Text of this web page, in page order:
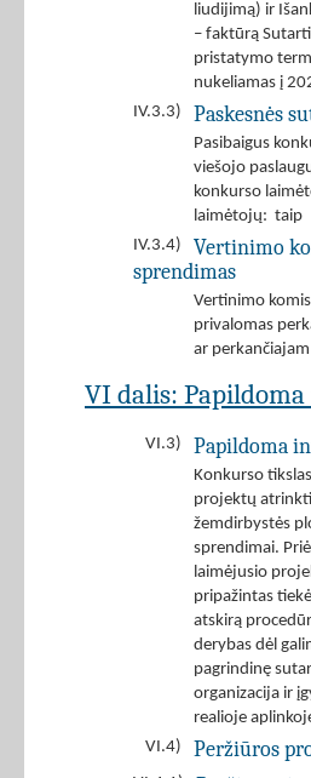
liudijimą) ir
– faktūrą
pristatymo
nukeliamas į
IV.3.3)
Paskesnės
Pasibaigus
viešojo
konkurso
laimėtojų: taip
IV.3.4)
Vertinimo
sprendimas
Vertinimo
privalomas
ar
VI dalis:
VI.3) Papildoma
Konkurso
projektų
žemdirbystės
sprendimai.
laimėjusio
pripažintas
atskirą
derybas dėl
pagrindinę
organizacija ir
realioje
VI.4)
Peržiūros